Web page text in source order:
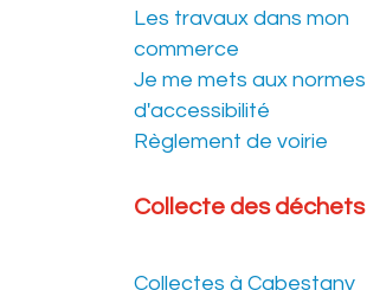
Les travaux dans mon
commerce
Je me mets aux normes
d'accessibilité
Règlement de voirie
Collecte des déchets
Collectes à Cabestany